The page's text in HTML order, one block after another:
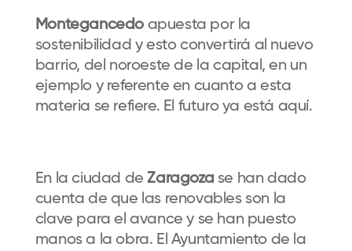
Montegancedo apuesta por la
sostenibilidad y esto convertirá al nuevo
barrio, del noroeste de la capital, en un
ejemplo y referente en cuanto a esta
materia se refiere. El futuro ya está aquí.
En la ciudad deZaragoza se han dado
cuenta de que las renovables son la
clave para el avance y se han puesto
manos a la obra. El Ayuntamiento de la